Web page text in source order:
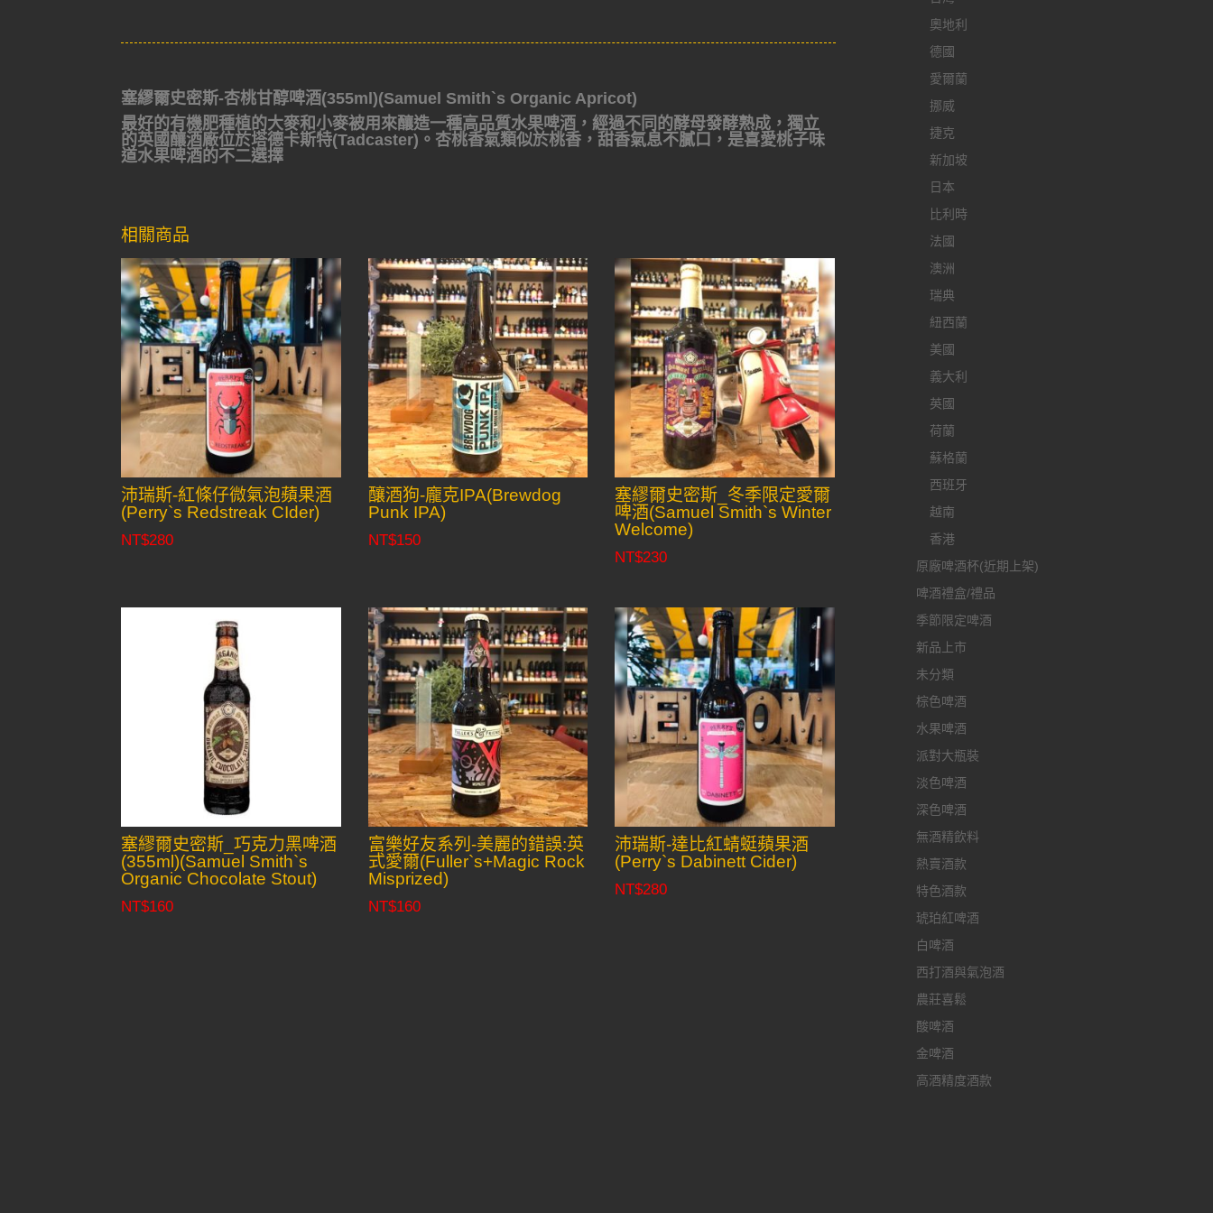
塞繆爾史密斯-杏桃甘醇啤酒(355ml)(Samuel Smith`s Organic Apricot)
最好的有機肥種植的大麥和小麥被用來釀造一種高品質水果啤酒，經過不同的酵母發酵熟成，獨立
的英國釀酒廠位於塔德卡斯特(Tadcaster)。杏桃香氣類似於桃香，甜香氣息不膩口，是喜愛桃子味
道水果啤酒的不二選擇
相關商品
沛瑞斯-紅條仔微氣泡蘋果酒
(Perry`s Redstreak CIder)
NT$280
釀酒狗-龐克IPA(Brewdog
Punk IPA)
NT$150
塞繆爾史密斯_冬季限定愛爾
啤酒(Samuel Smith`s Winter
Welcome)
NT$230
塞繆爾史密斯_巧克力黑啤酒
(355ml)(Samuel Smith`s
Organic Chocolate Stout)
NT$160
富樂好友系列-美麗的錯誤:英
式愛爾(Fuller`s+Magic Rock
Misprized)
NT$160
沛瑞斯-達比紅蜻蜓蘋果酒
(Perry`s Dabinett Cider)
NT$280
奧地利
德國
愛爾蘭
挪威
捷克
新加坡
日本
比利時
法國
澳洲
瑞典
紐西蘭
美國
義大利
英國
荷蘭
蘇格蘭
西班牙
越南
香港
原廠啤酒杯(近期上架)
啤酒禮盒/禮品
季節限定啤酒
新品上市
未分類
棕色啤酒
水果啤酒
派對大瓶裝
淡色啤酒
深色啤酒
無酒精飲料
熱賣酒款
特色酒款
琥珀紅啤酒
白啤酒
西打酒與氣泡酒
農莊喜鬆
酸啤酒
金啤酒
高酒精度酒款